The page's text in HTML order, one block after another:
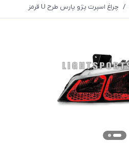
/ چراغ اسپرت پژو پارس طرح U قرمز